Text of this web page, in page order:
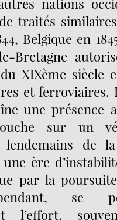
nations
traités
Belgique en
Bretagne
XIXème siècle
et
une présence
sur un
lendemains de
ère
par la
se
l’effort,